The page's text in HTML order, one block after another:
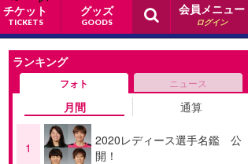
チケット
TICKETS
グッズ
GOODS
会員メニュー
ログイン
ランキング
フォト ニュース
月間 通算
1
2020レディース選手名鑑 公
開！